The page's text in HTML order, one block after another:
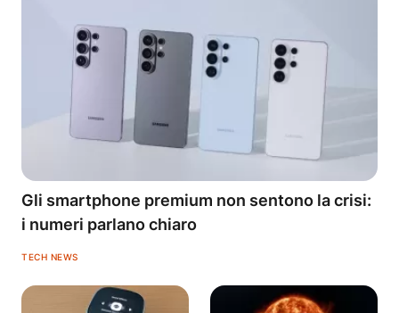
Gli smartphone premium non sentono la crisi:
i numeri parlano chiaro
TECH NEWS